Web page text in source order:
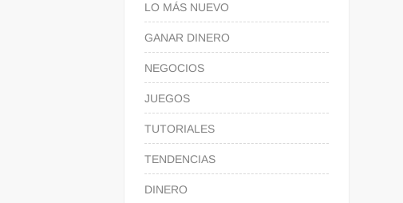
LO MÁS NUEVO
GANAR DINERO
NEGOCIOS
JUEGOS
TUTORIALES
TENDENCIAS
DINERO